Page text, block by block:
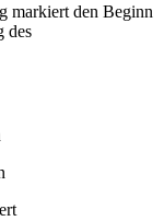
markiert den Beginn
des